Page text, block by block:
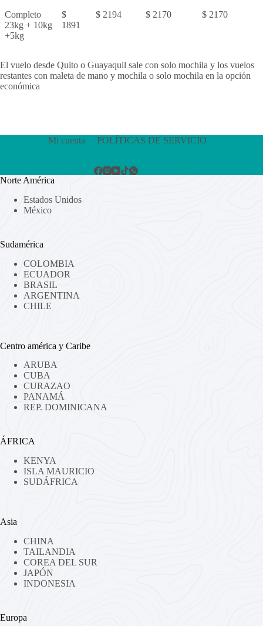
Completo
23kg + 10kg
+5kg
$
1891
$ 2194 $ 2170 $ 2170
El vuelo desde Quito o Guayaquil sale con solo mochila y los vuelos
restantes con maleta de mano y mochila o solo mochila en la opción
económica
Mi cuenta POLÍTICAS DE SERVICIO
Norte América
Estados Unidos
México
Sudamérica
COLOMBIA
ECUADOR
BRASIL
ARGENTINA
CHILE
Centro américa y Caribe
ARUBA
CUBA
CURAZAO
PANAMÁ
REP. DOMINICANA
ÁFRICA
KENYA
ISLA MAURICIO
SUDÁFRICA
Asia
CHINA
TAILANDIA
COREA DEL SUR
JAPÓN
INDONESIA
Europa